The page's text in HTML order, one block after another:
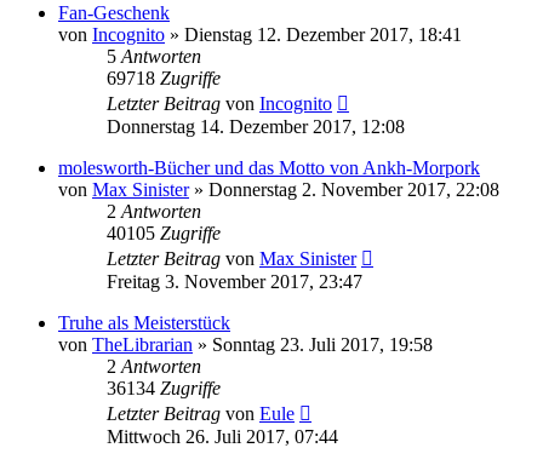
Fan-Geschenk
von Incognito » Dienstag 12. Dezember 2017, 18:41
5 Antworten
69718 Zugriffe
Letzter Beitrag von Incognito
Donnerstag 14. Dezember 2017, 12:08
molesworth-Bücher und das Motto von Ankh-Morpork
von Max Sinister» Donnerstag 2. November 2017, 22:08
2 Antworten
40105 Zugriffe
Letzter Beitrag von Max Sinister
Freitag 3. November 2017, 23:47
Truhe als Meisterstück
von TheLibrarian » Sonntag 23. Juli 2017, 19:58
2 Antworten
36134 Zugriffe
Letzter Beitrag von Eule
Mittwoch 26. Juli 2017, 07:44